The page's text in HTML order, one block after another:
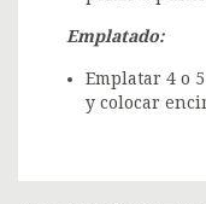
Emplatado:
Emplatar 4 o
y colocar